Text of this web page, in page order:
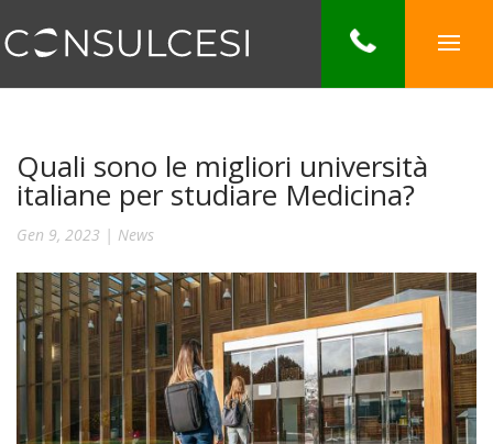
Quali sono le migliori università
italiane per studiare Medicina?
Gen 9, 2023 | News